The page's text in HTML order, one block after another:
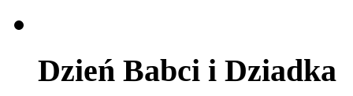
Dzień Babci i Dziadka